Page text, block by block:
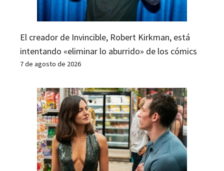
El creador de Invincible, Robert Kirkman, está
intentando «eliminar lo aburrido» de los cómics
7 de agosto de 2026